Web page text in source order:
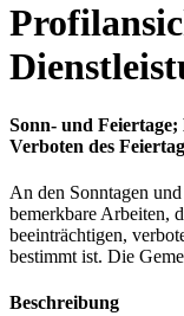
Sonn- und
Verboten des
An den Sonntagen
bemerkbare Arbeiten,
beeinträchtigen,
bestimmt ist. Die
Beschreibung